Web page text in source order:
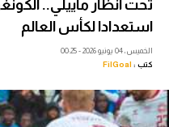
ميركاتو
فانتازي في الجول
مسابقة التوقعات
فيديوهات
تحت أنظار ماييلي..
استعدادا لكأس العالم
الخميس، 04 يونيو 2026 - 00:25
كتب : FilGoal